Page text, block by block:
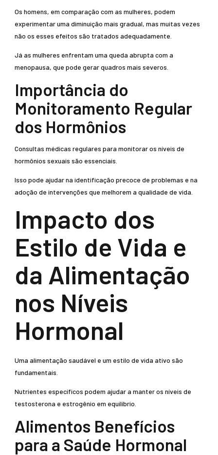
Os homens, em comparação com as mulheres, podem
experimentar uma diminuição mais gradual, mas muitas vezes
não os esses efeitos são tratados adequadamente.
Já as mulheres enfrentam uma queda abrupta com a
menopausa, que pode gerar quadros mais severos.
Importância do
Monitoramento Regular
dos Hormônios
Consultas médicas regulares para monitorar os níveis de
hormônios sexuais são essenciais.
Isso pode ajudar na identificação precoce de problemas e na
adoção de intervenções que melhorem a qualidade de vida.
Impacto dos
Estilo de Vida e
da Alimentação
nos Níveis
Hormonal
Uma alimentação saudável e um estilo de vida ativo são
fundamentais.
Nutrientes específicos podem ajudar a manter os níveis de
testosterona e estrogênio em equilíbrio.
Alimentos Benefícios
para a Saúde Hormonal